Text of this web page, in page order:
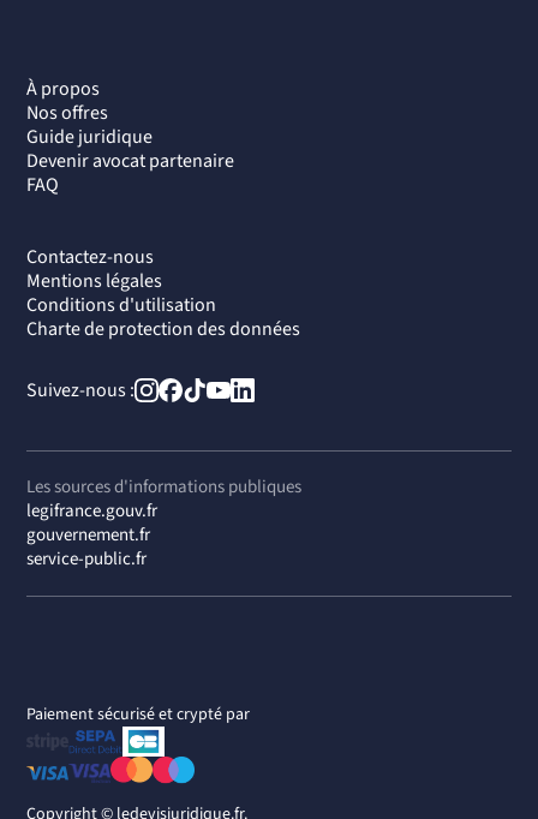
À propos
Nos offres
Guide juridique
Devenir avocat partenaire
FAQ
Contactez-nous
Mentions légales
Conditions d'utilisation
Charte de protection des données
Suivez-nous :
Les sources d'informations publiques
legifrance.gouv.fr
gouvernement.fr
service-public.fr
Paiement sécurisé et crypté par
Copyright © ledevisjuridique.fr.